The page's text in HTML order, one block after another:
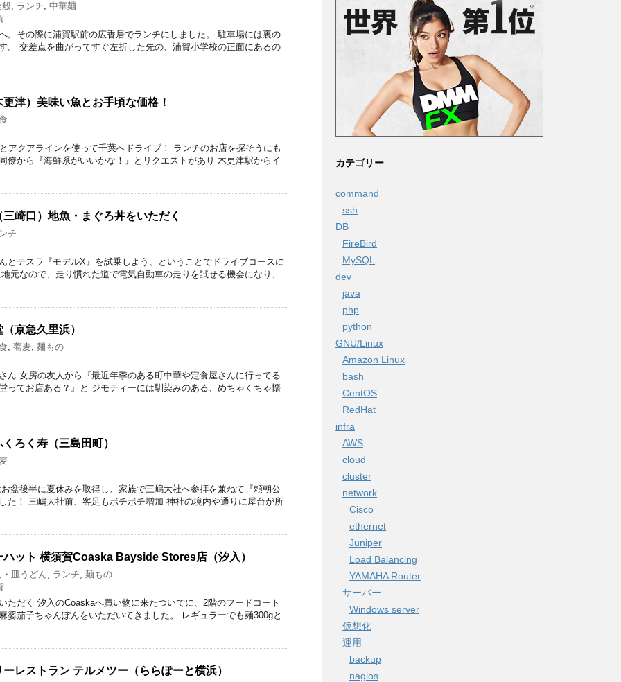
般, ランチ, 中華麺
。その際に浦賀駅前の広香居でランチにしました。 駐車場には裏の
。 交差点を曲がってすぐ左折した先の、浦賀小学校の正面にあるの
津）美味い魚とお手頃な価格！
アクアラインを使って千葉へドライブ！ ランチのお店を探そうにも
僚から『海鮮系がいいかな！』とリクエストがあり 木更津駅からイ
崎口）地魚・まぐろ丼をいただく
チ
とテスラ『モデルX』を試乗しよう、ということでドライブコースに
元なので、走り慣れた道で電気自動車の走りを試せる機会になり、
京急久里浜）
, 蕎麦, 麺もの
ん 女房の友人から『最近年季のある町中華や定食屋さんに行ってる
ってお店ある？』と ジモティーには馴染みのある、めちゃくちゃ懐
ろく寿（三島田町）
盆後半に夏休みを取得し、家族で三嶋大社へ参拝を兼ねて『頼朝公
た！ 三嶋大社前、客足もボチボチ増加 神社の境内や通りに屋台が所
ット 横須賀Coaska Bayside Stores店（汐入）
皿うどん, ランチ, 麺もの
ただく 汐入のCoaskaへ買い物に来たついでに、2階のフードコート
婆茄子ちゃんぽんをいただいてきました。 レギュラーでも麺300gと
レストラン テルメツー（ららぽーと横浜）
カテゴリー
command
ssh
DB
FireBird
MySQL
dev
java
php
python
GNU/Linux
Amazon Linux
bash
CentOS
RedHat
infra
AWS
cloud
cluster
network
Cisco
ethernet
Juniper
Load Balancing
YAMAHA Router
サーバー
Windows server
仮想化
運用
backup
nagios